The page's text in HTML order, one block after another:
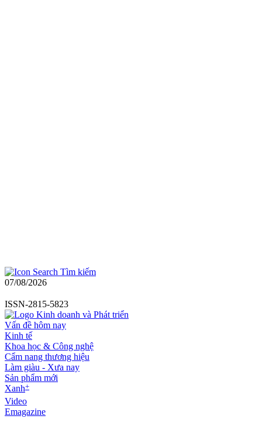
Tìm kiếm
07/08/2026
ISSN-2815-5823
Vấn đề hôm nay
Kinh tế
Khoa học & Công nghệ
Cẩm nang thương hiệu
Làm giàu - Xưa nay
Sản phẩm mới
Xanh+
Video
Emagazine